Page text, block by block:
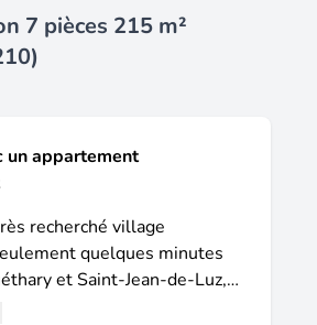
7 pièces 215 m²
un appartement
recherché village
quelques minutes
et Saint-Jean-de-Luz,
magnifique villa basque